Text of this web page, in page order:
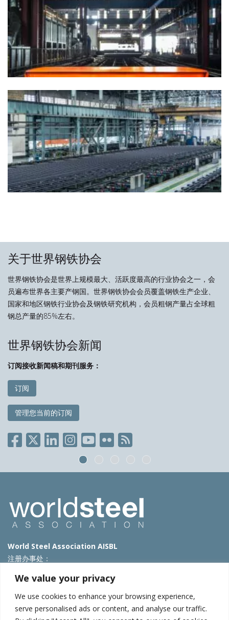
We value your privacy
We use cookies to enhance your browsing experience,
serve personalised ads or content, and analyse our traffic.
关于世界钢铁协会
世界钢铁协会是世界上规模最大、活跃度最高的行业协会之一，会
员遍布世界各主要产钢国。世界钢铁协会会员覆盖钢铁生产企业、
国家和地区钢铁行业协会及钢铁研究机构，会员粗钢产量占全球粗
钢总产量的85%左右。
世界钢铁协会新闻
订阅接收新闻稿和期刊服务：
订阅
管理您当前的订阅
World Steel Association AISBL
注册办事处：
T: +32 2 702 89 00 – E:steel@worldsteel.org